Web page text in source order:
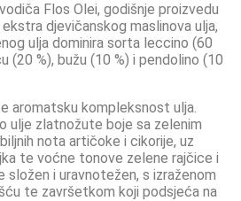
Flos Olei, godišnje proizvedu
djevičanskog maslinova ulja,
ulja dominira sorta leccino (60
(20 %), bužu (10 %) i pendolino (10
aromatsku kompleksnost ulja.
ulje zlatnožute boje sa zelenim
nota artičoke i cikorije, uz
te voćne tonove zelene rajčice i
složen i uravnotežen, s izraženom
te završetkom koji podsjeća na